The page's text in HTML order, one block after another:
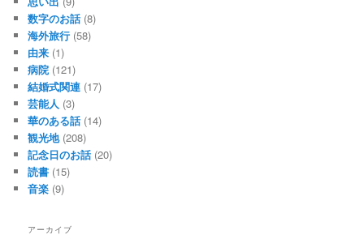
数字のお話 (8)
海外旅行 (58)
由来 (1)
病院 (121)
結婚式関連 (17)
芸能人 (3)
華のある話 (14)
観光地(208)
記念日のお話 (20)
読書 (15)
音楽 (9)
アーカイブ